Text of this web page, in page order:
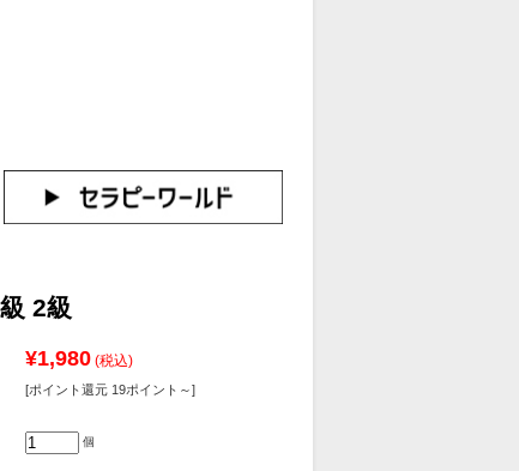
2級
¥1,980 (税込)
[ポイント還元 19ポイント～]
個